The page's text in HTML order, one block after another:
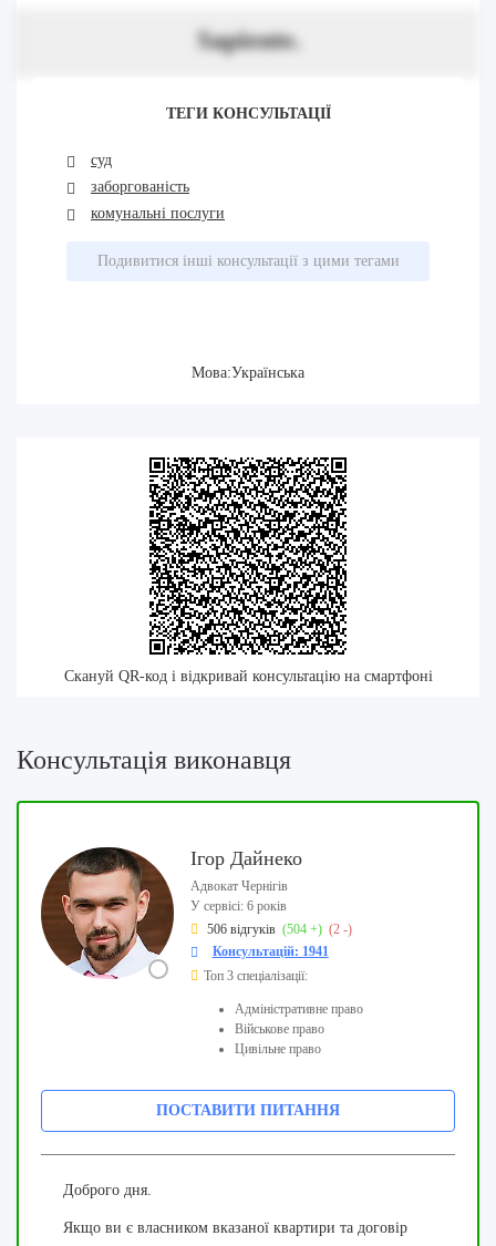
Sapiente.
ТЕГИ КОНСУЛЬТАЦІЇ
суд
заборгованість
комунальні послуги
Подивитися інші консультації з цими тегами
Мова:Українська
Скануй QR-код і відкривай консультацію на смартфоні
Консультація виконавця
Ігор Дайнеко
Адвокат Чернігів
У сервісі: 6 років
506 відгуків (504 +) (2 -)
Консультацій: 1941
Топ 3 спеціалізації:
Адміністративне право
Військове право
Цивільне право
ПОСТАВИТИ ПИТАННЯ
Доброго дня.
Якщо ви є власником вказаної квартири та договір